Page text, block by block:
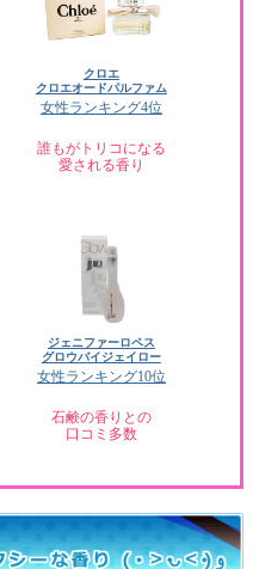
クロエ
クロエオードパルファム
女性ランキング4位
誰もがトリコになる
愛される香り
ジェニファーロペス
グロウバイジェイロー
女性ランキング10位
石鹸の香りとの
口コミ多数